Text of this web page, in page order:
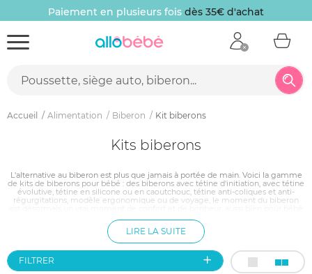
Paiement en plusieurs fois dès 35€ d'achat
Accueil Alimentation Biberon Kit biberons
Kits biberons
L'alternative au biberon est plus que jamais à portée de main. Voici la gamme
de kits de biberons pour bébé : des biberons avec tétine d'initiation, avec tétine
évolutive, tétine en silicone ou en caoutchouc, tétine anti-coliques et anti-
régurgitations, modèle ergonomique ou de voyage, le moment du biberon
AlloBébé.com celui ou ceux qui accompagneront votre petite famille lors des
repas ou lors des déplacements.
LIRE LA SUITE
FILTRER